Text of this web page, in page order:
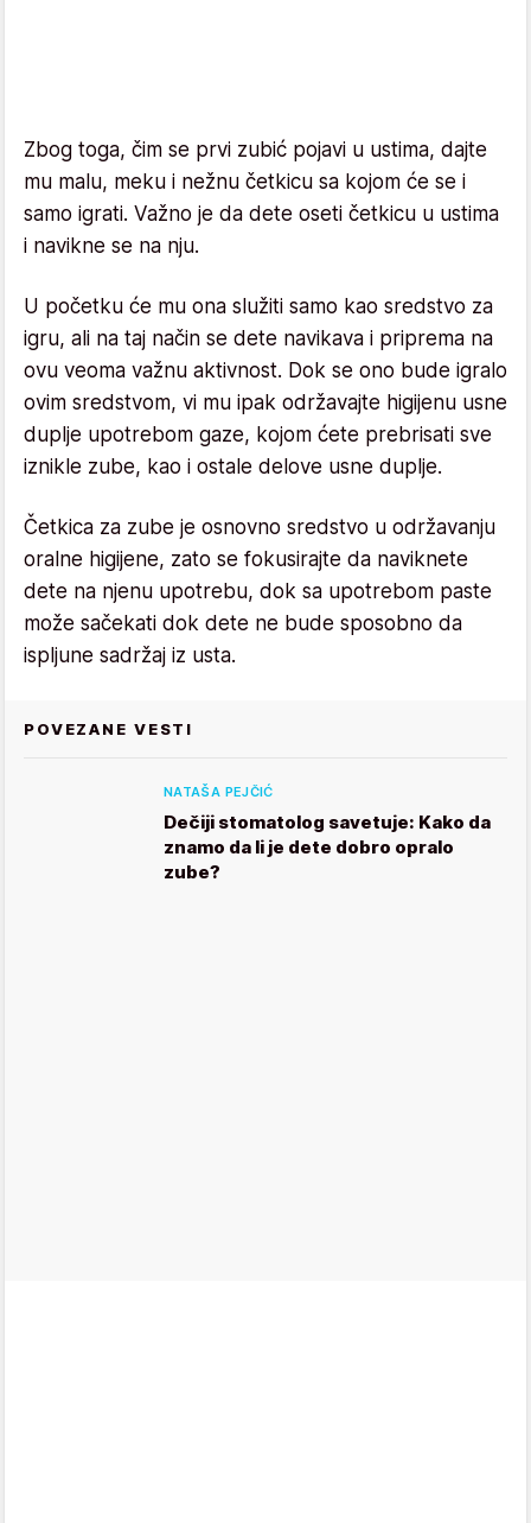
Zbog toga, čim se prvi zubić pojavi u ustima, dajte
mu malu, meku i nežnu četkicu sa kojom će se i
samo igrati. Važno je da dete oseti četkicu u ustima
i navikne se na nju.
U početku će mu ona služiti samo kao sredstvo za
igru, ali na taj način se dete navikava i priprema na
ovu veoma važnu aktivnost. Dok se ono bude igralo
ovim sredstvom, vi mu ipak održavajte higijenu usne
duplje upotrebom gaze, kojom ćete prebrisati sve
iznikle zube, kao i ostale delove usne duplje.
Četkica za zube je osnovno sredstvo u održavanju
oralne higijene, zato se fokusirajte da naviknete
dete na njenu upotrebu, dok sa upotrebom paste
može sačekati dok dete ne bude sposobno da
ispljune sadržaj iz usta.
POVEZANE VESTI
NATAŠA PEJČIĆ
Dečiji stomatolog savetuje: Kako da
znamo da li je dete dobro opralo
zube?